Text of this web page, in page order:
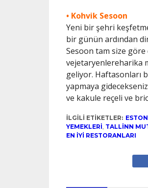
• Kohvik Sesoon
Yeni bir şehri
bir günün ardından
Sesoon tam size
vejetaryenlereharika
geliyor. Haftasonları
yapmaya
ve kakule reçeli ve
İLGILI ETIKETLER:
YEMEKLERI TALLINN
EN IYI RESTORANLARI